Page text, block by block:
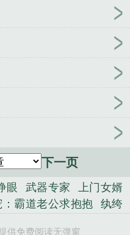
下一页
眼 武器专家
上门女婿
：霸道老公求抱抱
纨绔
供免费阅读无弹窗